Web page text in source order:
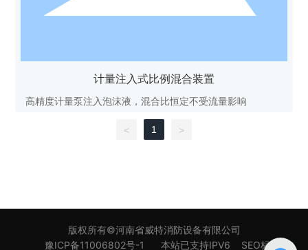
计量注入式比例混合装置
高精度计量泵注入泡沫液，混合比恒定不受流量影响
< 1 >
版权所有©河南省威特消防设备有限公司
豫ICP备11006802号-1
本站已支持IPV6 SEO标签